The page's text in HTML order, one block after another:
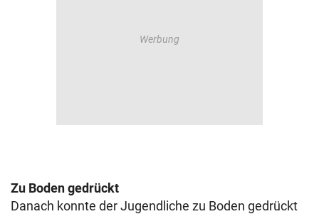
Zu Boden gedrückt
Danach konnte der Jugendliche zu Boden gedrückt